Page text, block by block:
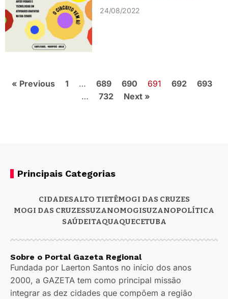
24/08/2022
« Previous 1 … 689 690 691 692
693
…
732 Next »
Principais Categorias
CIDADESALTO TIETÊMOGI DAS CRUZES
MOGI DAS CRUZESSUZANOMOGISUZANOPOLÍTICA
SAÚDEITAQUAQUECETUBA
Sobre o Portal Gazeta Regional
Fundada por Laerton Santos no início dos anos
2000, a GAZETA tem como principal missão
integrar as dez cidades que compõem a região